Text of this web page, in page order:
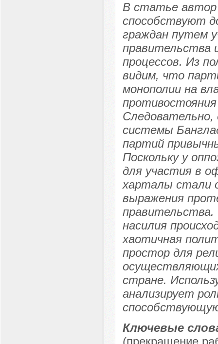
В статье
способствуют
граждан путем
правительства
процессов. Из
видим, что
монополии на
системы
партий
Поскольку у
для участия в
харталы стали
выражения
насилия
хаотичная
простор для
стране.
анализирует
Ключевые